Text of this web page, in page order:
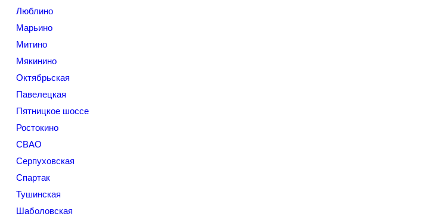
Люблино
Марьино
Митино
Мякинино
Октябрьская
Павелецкая
Пятницкое шоссе
Ростокино
СВАО
Серпуховская
Спартак
Тушинская
Шаболовская